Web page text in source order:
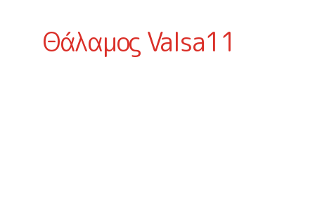
Θάλαμος Valsa11